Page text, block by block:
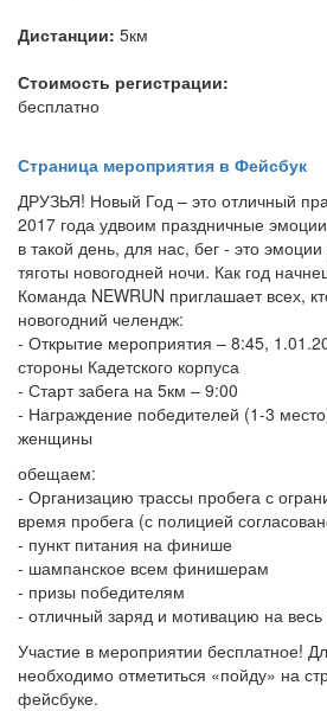
Дистанции: 5км
Стоимость регистрации:
бесплатно
Страница мероприятия в Фейсбук
ДРУЗЬЯ! Новый Год – это отличный
2017 года удвоим праздничные
в такой день, для нас, бег - это
тяготы новогодней ночи. Как год
Команда NEWRUN приглашает всех,
новогодний челендж:
- Открытие мероприятия – 8:45,
стороны Кадетского корпуса
- Старт забега на 5км – 9:00
- Награждение победителей (1-3
женщины
обещаем:
- Организацию трассы пробега с
время пробега (с полицией
- пункт питания на финише
- шампанское всем финишерам
- призы победителям
- отличный заряд и мотивацию на весь
Участие в мероприятии бесплатное!
необходимо отметиться «пойду» на
фейсбуке.